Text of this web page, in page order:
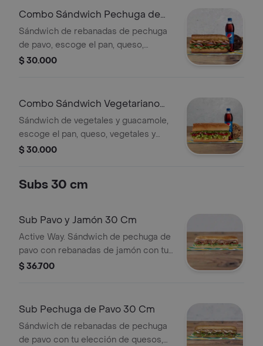
Combo Sándwich Pechuga de
Pavo 15 Cm
Sándwich de rebanadas de pechuga
de pavo, escoge el pan, queso,
vegetales y salsas que prefieras +
$ 30.000
Combo Sándwich Vegetariano
con Guacamole 15 Cm
Sándwich de vegetales y guacamole,
escoge el pan, queso, vegetales y
salsas que prefieras + Bebida Pet
$ 30.000
Subs 30 cm
Sub Pavo y Jamón 30 Cm
Active Way. Sándwich de pechuga de
pavo con rebanadas de jamón con tu
elección de quesos, salsas y
$ 36.700
Sub Pechuga de Pavo 30 Cm
Sándwich de rebanadas de pechuga
de pavo con tu elección de quesos,